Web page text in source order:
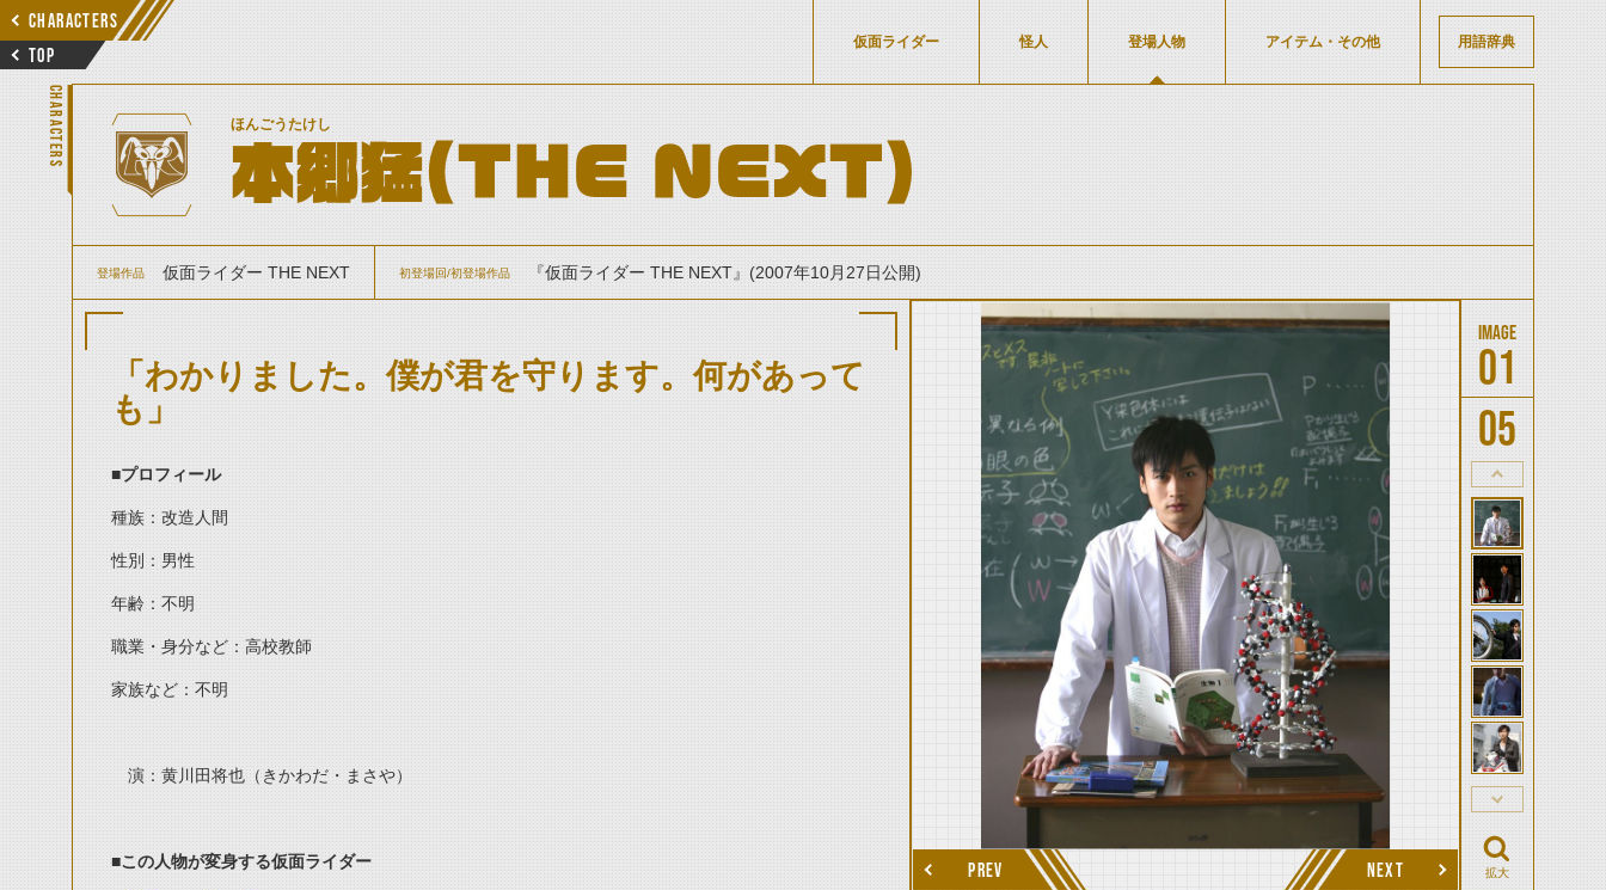
CHARACTERS
TOP
仮面ライダー 怪人 登場人物 アイテム・その他 用語辞典
CHARACTERS ほんごうたけし
本郷猛（THE NEXT）
登場作品 仮面ライダー THE NEXT 初登場回/初登場作品 『仮面ライダー THE NEXT』(2007年10月27日公開)
「わかりました。僕が君を守ります。何があって
も」
■プロフィール
種族：改造人間
性別：男性
年齢：不明
職業・身分など：高校教師
家族など：不明
演：黄川田将也（きかわだ・まさや）
■この人物が変身する仮面ライダー PREV NEXT
01
05
拡大